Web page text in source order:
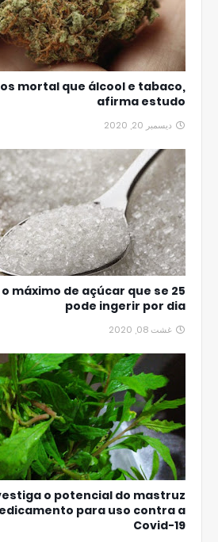
mortal que álcool e tabaco,
afirma estudo
ديسمبر 20, 2020
o máximo de açúcar que se
pode ingerir por dia
غشت 08, 2020
o potencial do mastruz
para uso contra a
Covid-19